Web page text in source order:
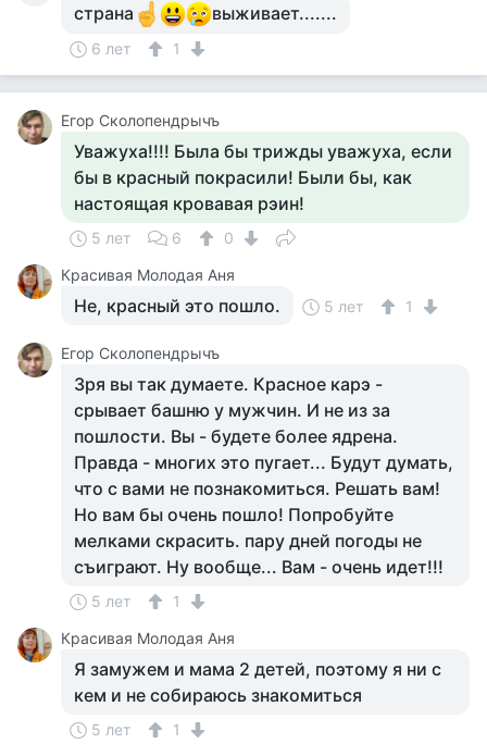
страна выживает.......
6 лет 1
Егор Сколопендрычъ
Уважуха!!!! Была бы трижды уважуха, если
бы в красный покрасили! Были бы, как
настоящая кровавая рэин!
5 лет 6
0
Красивая Молодая Аня
Не, красный это пошло. 5 лет 1
Егор Сколопендрычъ
Зря вы так думаете. Красное карэ -
срывает башню у мужчин. И не из за
пошлости. Вы - будете более ядрена.
Правда - многих это пугает... Будут думать,
что с вами не познакомиться. Решать вам!
Но вам бы очень пошло! Попробуйте
мелками скрасить. пару дней погоды не
съиграют. Ну вообще... Вам - очень идет!!!
5 лет
1
Красивая Молодая Аня
Я замужем и мама 2 детей, поэтому я ни с
кем и не собираюсь знакомиться
5 лет
1